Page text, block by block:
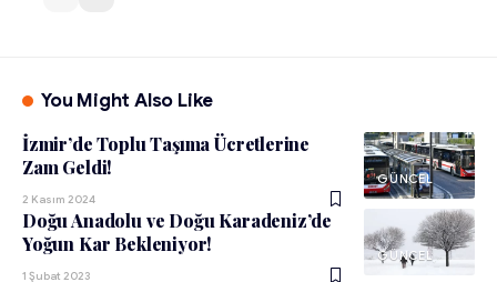
You Might Also Like
GÜNCEL
İzmir’de Toplu Taşıma Ücretlerine
Zam Geldi!
2 Kasım 2024
GÜNCEL
Doğu Anadolu ve Doğu Karadeniz’de
Yoğun Kar Bekleniyor!
1 Şubat 2023